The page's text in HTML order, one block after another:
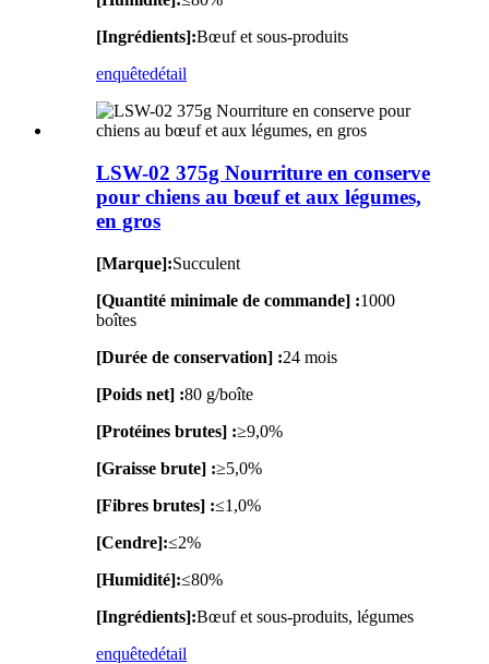
[Ingrédients]:Bœuf et sous-produits
enquêtedétail
LSW-02 375g Nourriture en conserve
pour chiens au bœuf et aux légumes,
en gros
[Marque]:Succulent
[Quantité minimale de commande] :1000
boîtes
[Durée de conservation] :24 mois
[Poids net] :80 g/boîte
[Protéines brutes] :≥9,0%
[Graisse brute] :≥5,0%
[Fibres brutes] :≤1,0%
[Cendre]:≤2%
[Humidité]:≤80%
[Ingrédients]:Bœuf et sous-produits, légumes
enquêtedétail